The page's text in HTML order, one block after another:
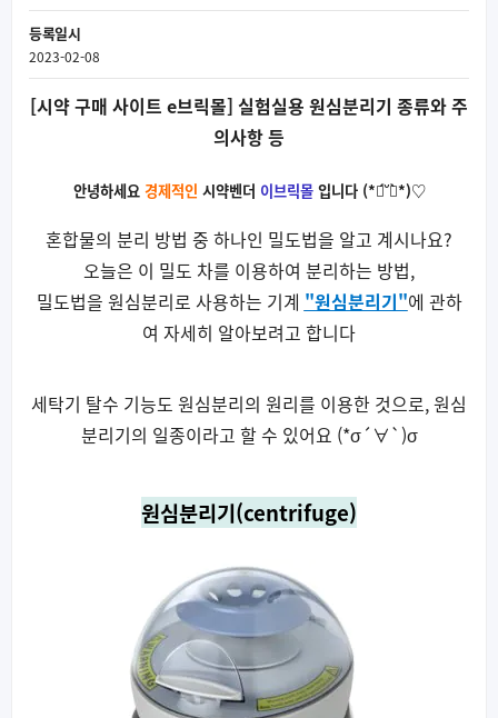
등록일시
2023-02-08
[시약 구매 사이트 e브릭몰] 실험실용 원심분리기 종류와 주
의사항 등
안녕하세요 경제적인 시약벤더 이브릭몰 입니다 (*ฅ́˘ฅ̀*)♡
혼합물의 분리 방법 중 하나인 밀도법을 알고 계시나요?
오늘은 이 밀도 차를 이용하여 분리하는 방법,
밀도법을 원심분리로 사용하는 기계 "원심분리기"에 관하
여 자세히 알아보려고 합니다
세탁기 탈수 기능도 원심분리의 원리를 이용한 것으로, 원심
분리기의 일종이라고 할 수 있어요 (*σ´∀`)σ
원심분리기(centrifuge)